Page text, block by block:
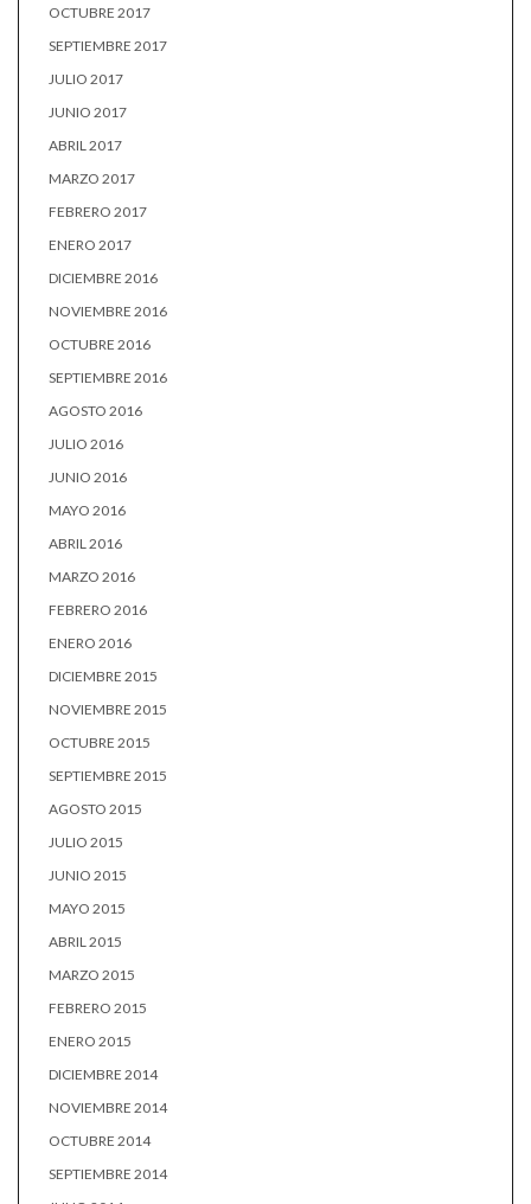
OCTUBRE 2017
SEPTIEMBRE 2017
JULIO 2017
JUNIO 2017
ABRIL 2017
MARZO 2017
FEBRERO 2017
ENERO 2017
DICIEMBRE 2016
NOVIEMBRE 2016
OCTUBRE 2016
SEPTIEMBRE 2016
AGOSTO 2016
JULIO 2016
JUNIO 2016
MAYO 2016
ABRIL 2016
MARZO 2016
FEBRERO 2016
ENERO 2016
DICIEMBRE 2015
NOVIEMBRE 2015
OCTUBRE 2015
SEPTIEMBRE 2015
AGOSTO 2015
JULIO 2015
JUNIO 2015
MAYO 2015
ABRIL 2015
MARZO 2015
FEBRERO 2015
ENERO 2015
DICIEMBRE 2014
NOVIEMBRE 2014
OCTUBRE 2014
SEPTIEMBRE 2014